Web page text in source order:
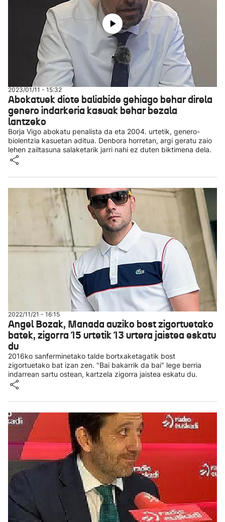
2023/01/11 - 15:32
Abokatuek diote baliabide gehiago behar direla
genero indarkeria kasuak behar bezala
lantzeko
Borja Vigo abokatu penalista da eta 2004. urtetik, genero-
biolentzia kasuetan aditua. Denbora horretan, argi geratu zaio
lehen zailtasuna salaketarik jarri nahi ez duten biktimena dela.
2022/11/21 - 16:15
Angel Bozak, Manada auziko bost zigortuetako
batek, zigorra 15 urtetik 13 urtera jaistea eskatu
du
2016ko sanferminetako talde bortxaketagatik bost
zigortuetako bat izan zen. "Bai bakarrik da bai" lege berria
indarrean sartu ostean, kartzela zigorra jaistea eskatu du.